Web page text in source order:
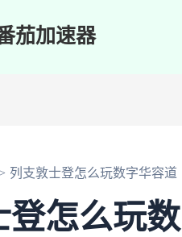
茄加速器
列支敦士登怎么玩数字华容道
登怎么玩